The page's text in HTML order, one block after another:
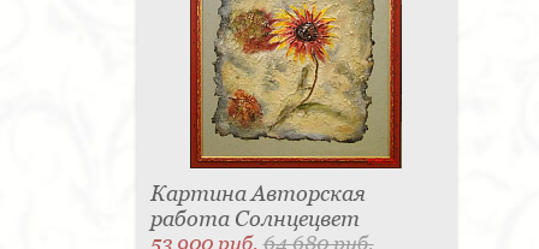
Картина Авторская
работа Солнцецвет
53 900 руб.64 680 руб.